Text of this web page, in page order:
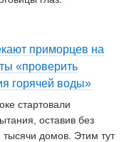
приморцев на
«проверить
горячей воды»
стартовали
оставив без
домов. Этим тут